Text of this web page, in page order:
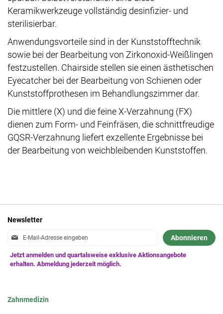
Keramikwerkzeuge vollständig desinfizier- und
sterilisierbar.
Anwendungsvorteile sind in der Kunststofftechnik
sowie bei der Bearbeitung von Zirkonoxid-Weißlingen
festzustellen. Chairside stellen sie einen ästhetischen
Eyecatcher bei der Bearbeitung von Schienen oder
Kunststoffprothesen im Behandlungszimmer dar.
Die mittlere (X) und die feine X-Verzahnung (FX)
dienen zum Form- und Feinfräsen, die schnittfreudige
GQSR-Verzahnung liefert exzellente Ergebnisse bei
der Bearbeitung von weichbleibenden Kunststoffen.
Newsletter
Anmeldung
Newsletter:
Abonnieren
Zahnmedizin